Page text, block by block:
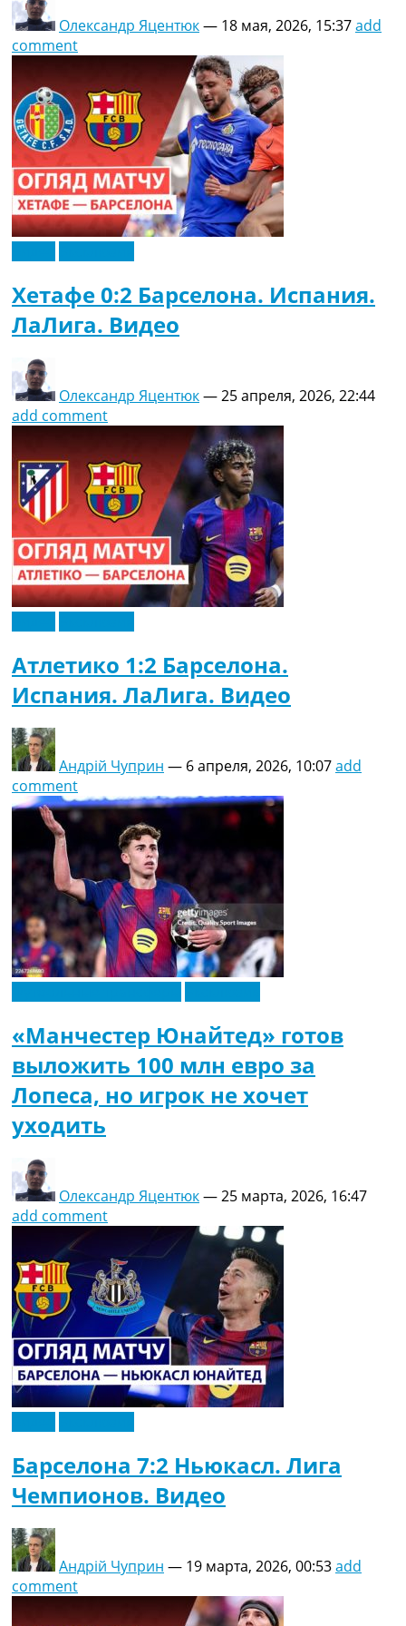
Олександр Яцентюк— 18 мая, 2026, 15:37add
comment
Хетафе 0:2 Барселона. Испания.
ЛаЛига. Видео
Олександр Яцентюк—25 апреля, 2026, 22:44
add comment
Атлетико 1:2 Барселона.
Испания. ЛаЛига. Видео
Андрій Чуприн — 6 апреля, 2026, 10:07add
comment
«Манчестер Юнайтед» готов
выложить 100 млн евро за
Лопеса, но игрок не хочет
уходить
Олександр Яцентюк—25 марта, 2026, 16:47
add comment
Барселона 7:2 Ньюкасл. Лига
Чемпионов. Видео
Андрій Чуприн — 19 марта, 2026, 00:53add
comment